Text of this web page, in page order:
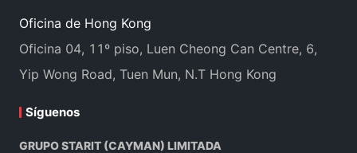
Oficina de Hong Kong
Oficina 04, 11º piso, Luen Cheong Can Centre, 6,
Yip Wong Road, Tuen Mun, N.T Hong Kong
Síguenos
GRUPO STARIT (CAYMAN) LIMITADA